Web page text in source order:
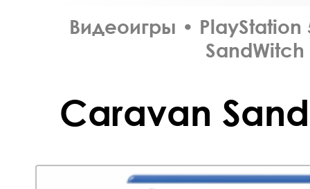
Видеоигры • PlayStation
SandWitch
Caravan